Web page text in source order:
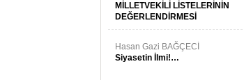
MİLLETVEKİLİ LİSTELERİNİN
DEĞERLENDİRMESİ
Hasan Gazi BAĞÇECİ
Siyasetin İlmi!…